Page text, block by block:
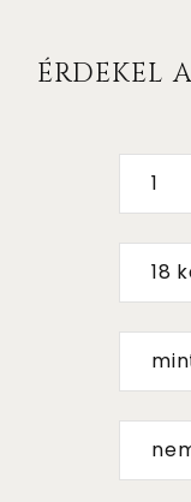
ÉRDEKEL
1
18